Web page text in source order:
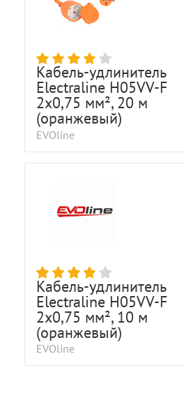
Кабель-удлинитель
Electraline H05VV-F
2x0,75 мм², 20 м
(оранжевый)
EVOline
Кабель-удлинитель
Electraline H05VV-F
2x0,75 мм², 10 м
(оранжевый)
EVOline